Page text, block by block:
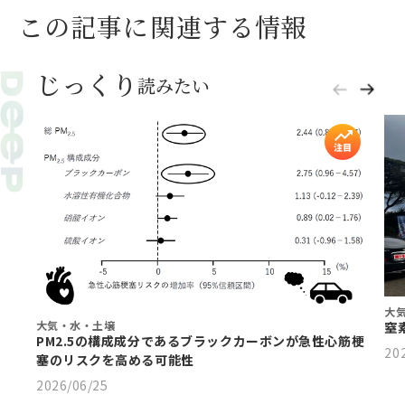
この記事に関連する情報
じっくり 読みたい
大気・水・土壌
PM2.5の構成成分であるブラックカーボンが急性心筋梗
塞のリスクを高める可能性
2026/06/25
大
窒